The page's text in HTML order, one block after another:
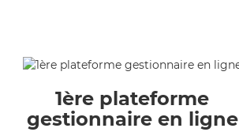
1ère plateforme
gestionnaire en ligne